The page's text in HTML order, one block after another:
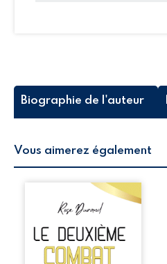
Biographie de l'auteur
Vous aimerez également
Le deuxième
combat est un
fascinant qui vous
emmène des
racines épineuses